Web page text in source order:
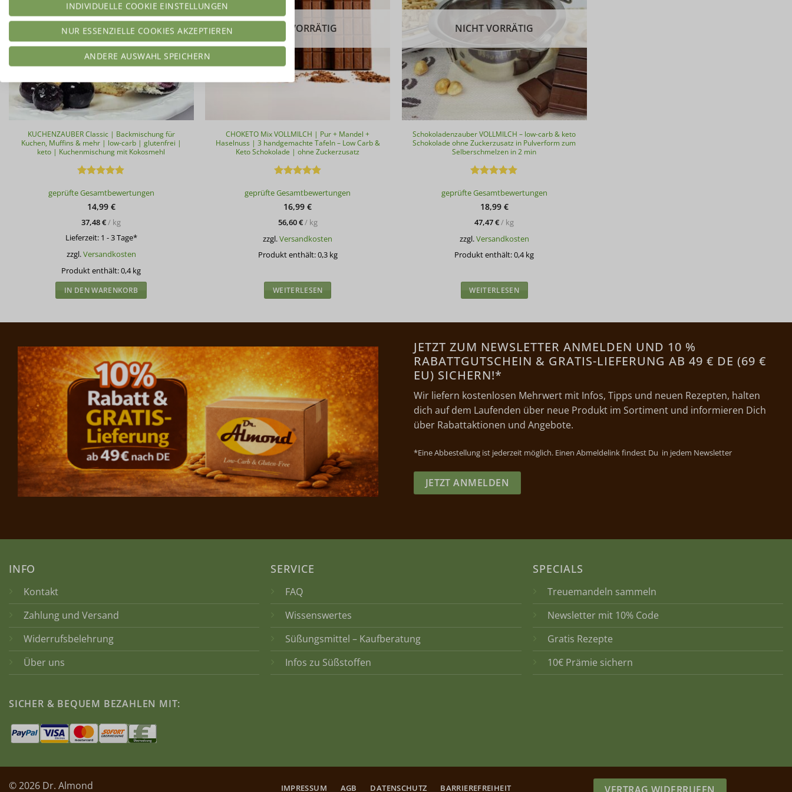
KUCHENZAUBER Classic | Backmischung für
Kuchen, Muffins & mehr | low-carb | glutenfrei |
keto | Kuchenmischung mit Kokosmehl
mit4.89
von 5
geprüfte Gesamtbewertungen
14,99 €
37,48€ / kg
Lieferzeit: 1 - 3 Tage*
zzgl.Versandkosten
Produkt enthält: 0,4kg
IN DEN WARENKORB
NICHT VORRÄTIG
CHOKETO Mix VOLLMILCH | Pur + Mandel +
Haselnuss | 3 handgemachte Tafeln – Low Carb &
Keto Schokolade | ohne Zuckerzusatz
mit4.91
von 5
geprüfte Gesamtbewertungen
16,99€
56,60€/ kg
zzgl.Versandkosten
Produkt enthält: 0,3 kg
WEITERLESEN
NICHT VORRÄTIG
Schokoladenzauber VOLLMILCH – low-carb & keto
Schokolade ohne Zuckerzusatz in Pulverform zum
Selberschmelzen in 2 min
mit4.98
von 5
geprüfte Gesamtbewertungen
18,99 €
47,47€ / kg
zzgl.Versandkosten
Produkt enthält: 0,4kg
WEITERLESEN
JETZT ZUM NEWSLETTER ANMELDEN UND 10 %
RABATTGUTSCHEIN & GRATIS-LIEFERUNG AB 49 € DE (69 €
EU) SICHERN!*
Wir liefern kostenlosen Mehrwert mit Infos, Tipps und neuen Rezepten, halten
dich auf dem Laufenden über neue Produkt im Sortiment und informieren Dich
über Rabattaktionen und Angebote.
*Eine Abbestellung ist jederzeit möglich. Einen Abmeldelink findest Du in jedem Newsletter
JETZT ANMELDEN
INFO
Kontakt
Zahlung und Versand
Widerrufsbelehrung
Über uns
SERVICE
FAQ
Wissenswertes
Süßungsmittel – Kaufberatung
Infos zu Süßstoffen
SPECIALS
Treuemandeln sammeln
Newsletter mit 10% Code
Gratis Rezepte
10€ Prämie sichern
SICHER & BEQUEM BEZAHLEN MIT:
© 2026 Dr. Almond IMPRESSUM AGB DATENSCHUTZ BARRIEREFREIHEIT
INDIVIDUELLE COOKIE EINSTELLUNGEN
NUR ESSENZIELLE COOKIES AKZEPTIEREN
ANDERE AUSWAHL SPEICHERN